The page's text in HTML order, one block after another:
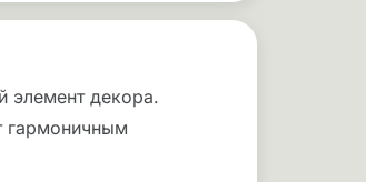
элемент декора.
гармоничным